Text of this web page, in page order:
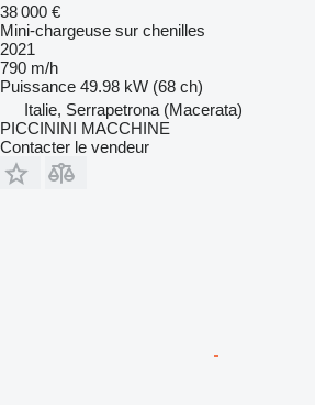
38 000 €
Mini-chargeuse sur chenilles
2021
790 m/h
Puissance 49.98 kW (68 ch)
Italie, Serrapetrona (Macerata)
PICCININI MACCHINE
Contacter le vendeur